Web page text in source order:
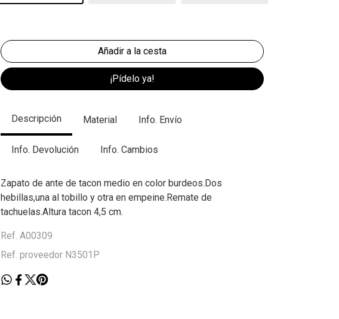
¡Pídelo ya!
Descripción Material Info. Envío
Info. Devolución Info. Cambios
Zapato de ante de tacon medio en color burdeos.Dos
hebillas,una al tobillo y otra en empeine.Remate de
tachuelas.Altura tacon 4,5 cm.
Ref. A00309
Ref. proveedor N3501P